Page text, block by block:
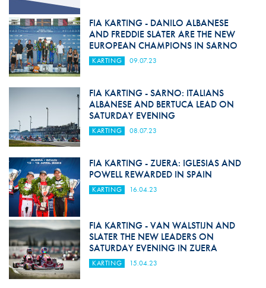
FIA KARTING - DANILO ALBANESE
AND FREDDIE SLATER ARE THE NEW
EUROPEAN CHAMPIONS IN SARNO
KARTING 09.07.23
FIA KARTING - SARNO: ITALIANS
ALBANESE AND BERTUCA LEAD ON
SATURDAY EVENING
KARTING 08.07.23
FIA KARTING - ZUERA: IGLESIAS AND
POWELL REWARDED IN SPAIN
KARTING 16.04.23
FIA KARTING - VAN WALSTIJN AND
SLATER THE NEW LEADERS ON
SATURDAY EVENING IN ZUERA
KARTING 15.04.23